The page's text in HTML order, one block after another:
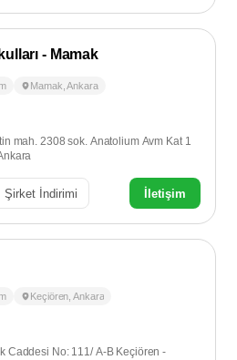
- Mamak
Mamak ,Ankara
mah. 2308 sok. Anatolium Avm Kat 1
Şirket İndirimi İletişim
Keçiören ,Ankara
Caddesi No: 111/ A-B Keçiören -